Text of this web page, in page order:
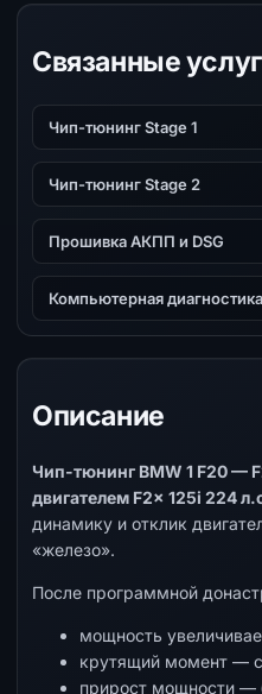
Связанные
Чип-тюнинг Stage 1
Чип-тюнинг Stage 2
Прошивка АКПП и DSG
Компьютерная диагностика
Описание
Чип-тюнинг BMW 1 F20 —
двигателем F2x 125i 224
динамику и отклик
«железо».
После программной
мощность
крутящий момент — с
прирост мощности —